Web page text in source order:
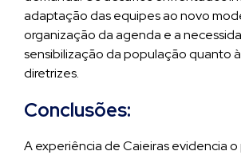
adaptação das equipes ao novo
organização da agenda e a
sensibilização da população quanto
diretrizes.
Conclusões:
A experiência de Caieiras evidencia